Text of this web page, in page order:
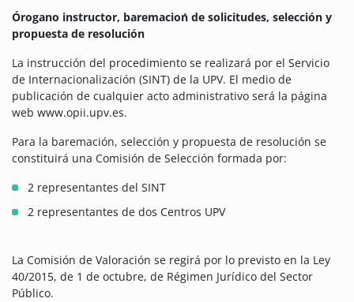
Órogano instructor, baremacioń de solicitudes, selección y
propuesta de resolución
La instrucción del procedimiento se realizará por el Servicio
de Internacionalización (SINT) de la UPV. El medio de
publicación de cualquier acto administrativo será la página
web www.opii.upv.es.
Para la baremación, selección y propuesta de resolución se
constituirá una Comisión de Selección formada por:
2 representantes del SINT
2 representantes de dos Centros UPV
La Comisión de Valoración se regirá por lo previsto en la Ley
40/2015, de 1 de octubre, de Régimen Jurídico del Sector
Público.